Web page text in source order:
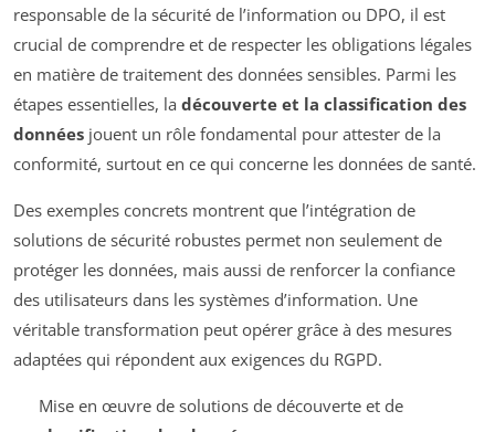
responsable de la sécurité de l’information ou DPO, il est
crucial de comprendre et de respecter les obligations légales
en matière de traitement des données sensibles. Parmi les
étapes essentielles, la découverte et la classification des
données jouent un rôle fondamental pour attester de la
conformité, surtout en ce qui concerne les données de santé.
Des exemples concrets montrent que l’intégration de
solutions de sécurité robustes permet non seulement de
protéger les données, mais aussi de renforcer la confiance
des utilisateurs dans les systèmes d’information. Une
véritable transformation peut opérer grâce à des mesures
adaptées qui répondent aux exigences du RGPD.
Mise en œuvre de solutions de découverte et de